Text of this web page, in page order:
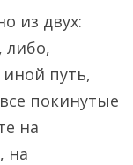
из двух:
либо,
путь,
покинутые
на
на